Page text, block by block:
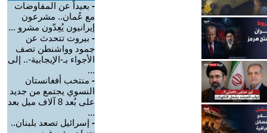
- بعيداً عن المفاوضات
مع عُمان.. مشرعون
إيرانيون يُعِدّون مشرو ...
- بيروت تتحدث عن
جمود وواشنطن تصف
الأجواء بـ-الإيجابية-.. إلى
...
- منتخب أفغانستان
النسوي يجتمع من جديد
على بُعد 8 آلاف ميل بعد
...
- إسرائيل تصعد بلبنان..